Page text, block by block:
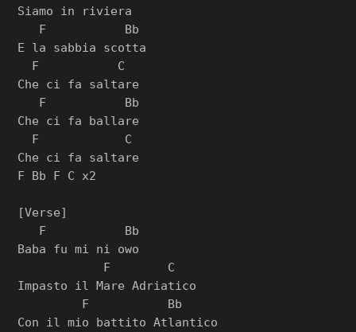
Siamo in riviera
   F           Bb
E la sabbia scotta
  F           C
Che ci fa saltare
   F           Bb
Che ci fa ballare
  F            C
Che ci fa saltare
F Bb F C x2
[Verse]
   F           Bb
Baba fu mi ni owo
            F        C
Impasto il Mare Adriatico
         F           Bb
Con il mio battito Atlantico